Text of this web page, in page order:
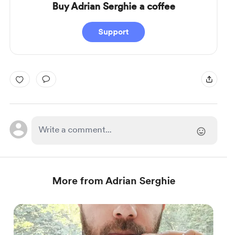
Buy Adrian Serghie a coffee
Support
More from Adrian Serghie